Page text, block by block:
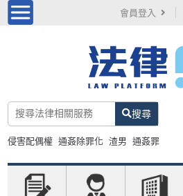
會員登入
搜尋
侵害配偶權 通姦除罪化 渣男 通姦罪